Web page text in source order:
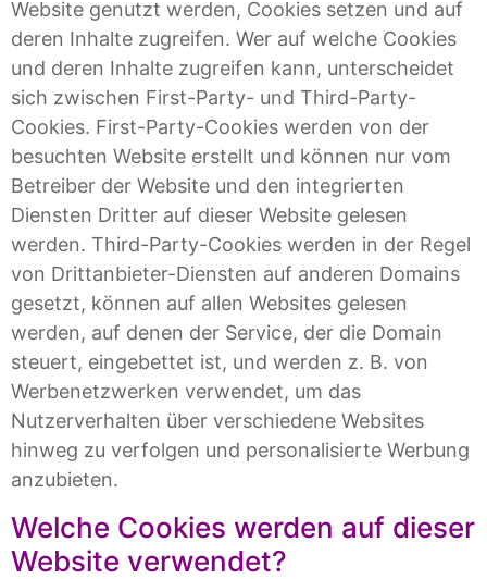
Website genutzt werden, Cookies setzen und auf
deren Inhalte zugreifen. Wer auf welche Cookies
und deren Inhalte zugreifen kann, unterscheidet
sich zwischen First-Party- und Third-Party-
Cookies. First-Party-Cookies werden von der
besuchten Website erstellt und können nur vom
Betreiber der Website und den integrierten
Diensten Dritter auf dieser Website gelesen
werden. Third-Party-Cookies werden in der Regel
von Drittanbieter-Diensten auf anderen Domains
gesetzt, können auf allen Websites gelesen
werden, auf denen der Service, der die Domain
steuert, eingebettet ist, und werden z. B. von
Werbenetzwerken verwendet, um das
Nutzerverhalten über verschiedene Websites
hinweg zu verfolgen und personalisierte Werbung
anzubieten.
Welche Cookies werden auf dieser
Website verwendet?